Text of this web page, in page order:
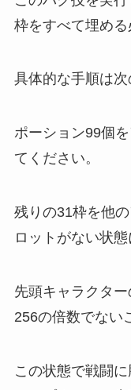
枠をすべて埋める
具体的な手順は次
ポーション99個
てください。
残りの31枠を他
ロットがない状態
先頭キャラクタ
256の倍数でない
この状態で戦闘